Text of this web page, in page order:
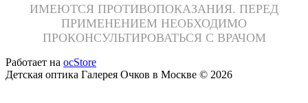
ИМЕЮТСЯ ПРОТИВОПОКАЗАНИЯ. ПЕРЕД
ПРИМЕНЕНИЕМ НЕОБХОДИМО
ПРОКОНСУЛЬТИРОВАТЬСЯ С ВРАЧОМ
Работает на ocStore
Детская оптика Галерея Очков в Москве © 2026